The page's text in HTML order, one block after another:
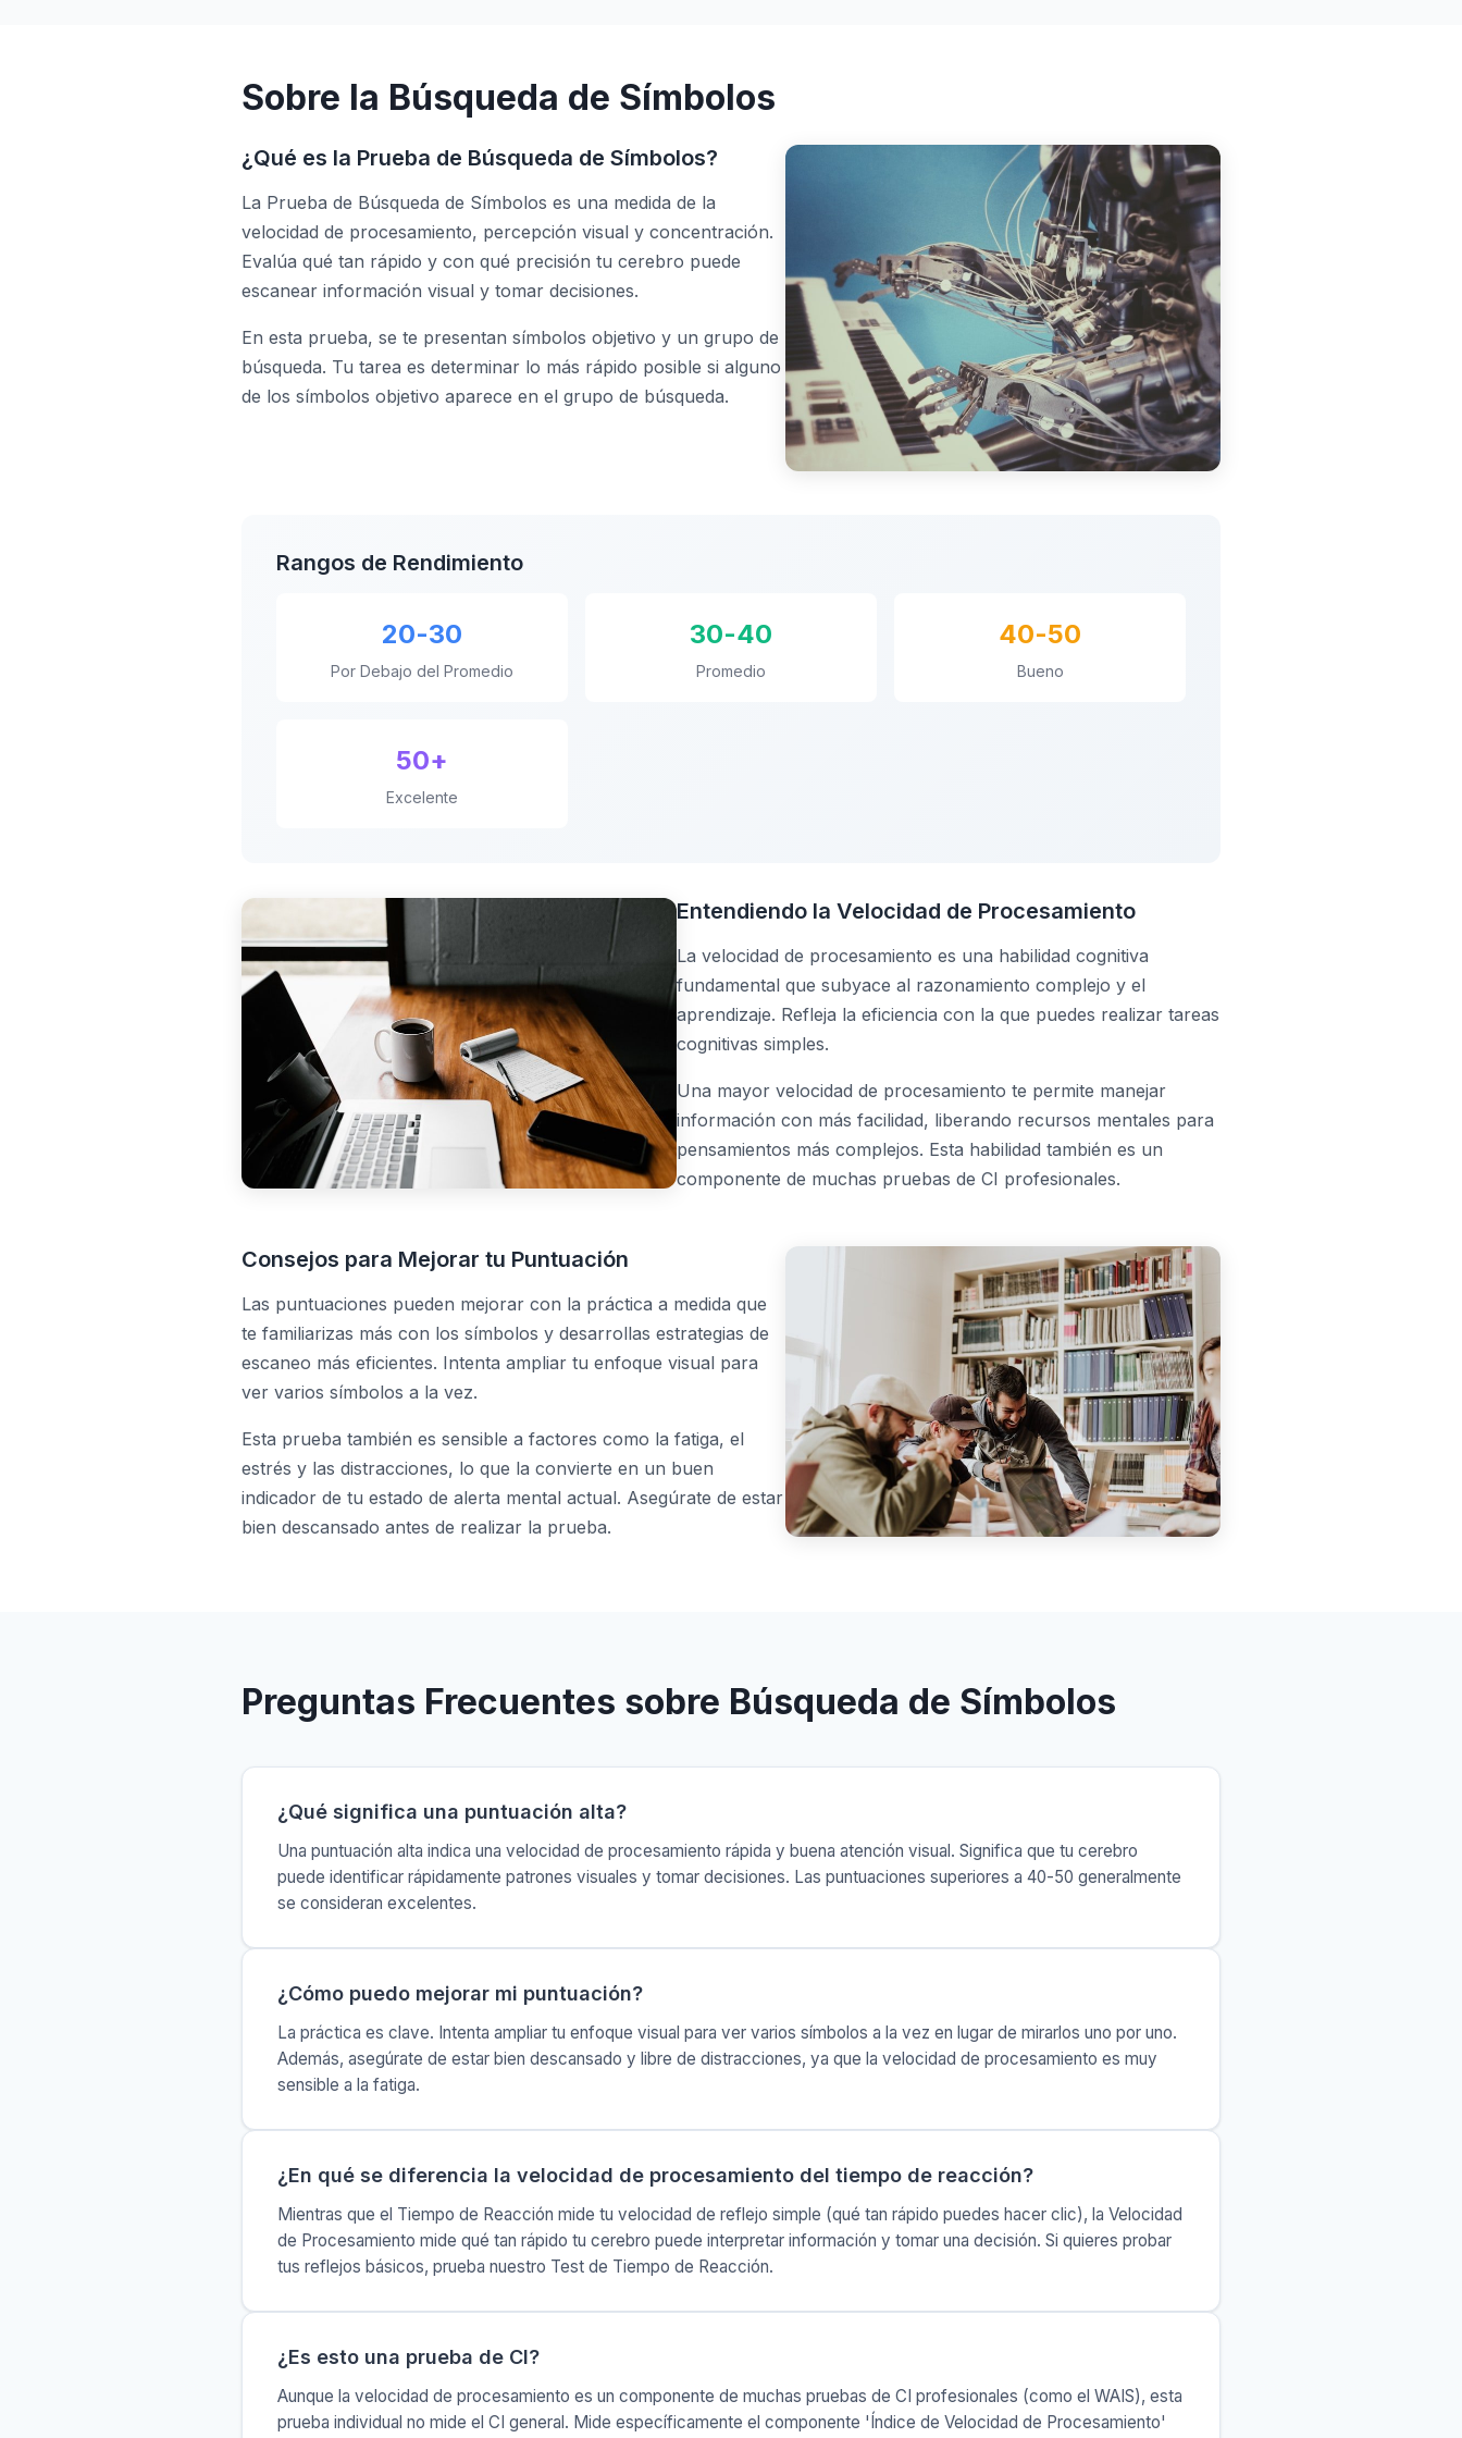
Sobre la Búsqueda de Símbolos
¿Qué es la Prueba de Búsqueda de Símbolos?
La Prueba de Búsqueda de Símbolos es una medida de la
velocidad de procesamiento, percepción visual y concentración.
Evalúa qué tan rápido y con qué precisión tu cerebro puede
escanear información visual y tomar decisiones.
En esta prueba, se te presentan símbolos objetivo y un grupo de
búsqueda. Tu tarea es determinar lo más rápido posible si alguno
de los símbolos objetivo aparece en el grupo de búsqueda.
Rangos de Rendimiento
20-30
Por Debajo del Promedio
30-40
Promedio
40-50
Bueno
50+
Excelente
Entendiendo la Velocidad de Procesamiento
La velocidad de procesamiento es una habilidad cognitiva
fundamental que subyace al razonamiento complejo y el
aprendizaje. Refleja la eficiencia con la que puedes realizar tareas
cognitivas simples.
Una mayor velocidad de procesamiento te permite manejar
información con más facilidad, liberando recursos mentales para
pensamientos más complejos. Esta habilidad también es un
componente de muchas pruebas de CI profesionales.
Consejos para Mejorar tu Puntuación
Las puntuaciones pueden mejorar con la práctica a medida que
te familiarizas más con los símbolos y desarrollas estrategias de
escaneo más eficientes. Intenta ampliar tu enfoque visual para
ver varios símbolos a la vez.
Esta prueba también es sensible a factores como la fatiga, el
estrés y las distracciones, lo que la convierte en un buen
indicador de tu estado de alerta mental actual. Asegúrate de estar
bien descansado antes de realizar la prueba.
Preguntas Frecuentes sobre Búsqueda de Símbolos
¿Qué significa una puntuación alta?
Una puntuación alta indica una velocidad de procesamiento rápida y buena atención visual. Significa que tu cerebro
puede identificar rápidamente patrones visuales y tomar decisiones. Las puntuaciones superiores a 40-50 generalmente
se consideran excelentes.
¿Cómo puedo mejorar mi puntuación?
La práctica es clave. Intenta ampliar tu enfoque visual para ver varios símbolos a la vez en lugar de mirarlos uno por uno.
Además, asegúrate de estar bien descansado y libre de distracciones, ya que la velocidad de procesamiento es muy
sensible a la fatiga.
¿En qué se diferencia la velocidad de procesamiento del tiempo de reacción?
Mientras que el Tiempo de Reacción mide tu velocidad de reflejo simple (qué tan rápido puedes hacer clic), la Velocidad
de Procesamiento mide qué tan rápido tu cerebro puede interpretar información y tomar una decisión. Si quieres probar
tus reflejos básicos, prueba nuestro Test de Tiempo de Reacción.
¿Es esto una prueba de CI?
Aunque la velocidad de procesamiento es un componente de muchas pruebas de CI profesionales (como el WAIS), esta
prueba individual no mide el CI general. Mide específicamente el componente 'Índice de Velocidad de Procesamiento'